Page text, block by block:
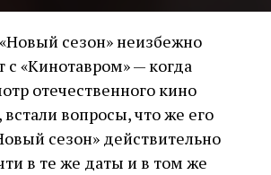
сезон» неизбежно
с «Кинотавром» — когда
отечественного кино
вопросы, что же его
сезон» действительно
в те же даты и в том же